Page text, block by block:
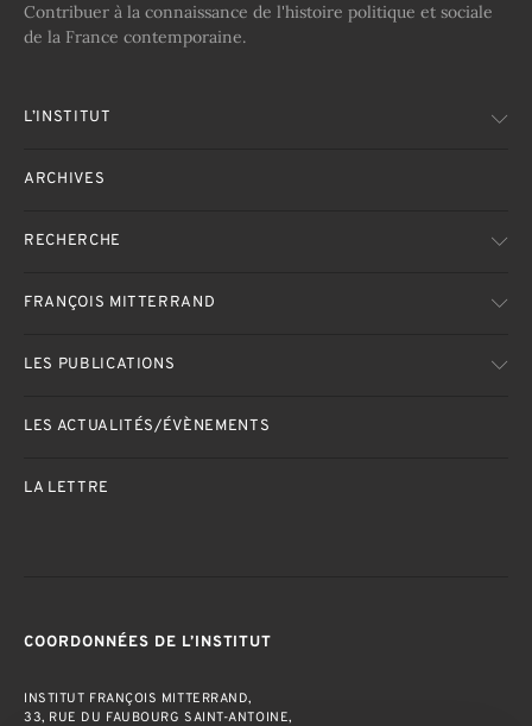
Contribuer à la connaissance de l'histoire politique et sociale
de la France contemporaine.
L’INSTITUT
ARCHIVES
RECHERCHE
FRANÇOIS MITTERRAND
LES PUBLICATIONS
LES ACTUALITÉS/ÉVÈNEMENTS
LA LETTRE
COORDONNÉES DE L’INSTITUT
INSTITUT FRANÇOIS MITTERRAND,
33, RUE DU FAUBOURG SAINT-ANTOINE,